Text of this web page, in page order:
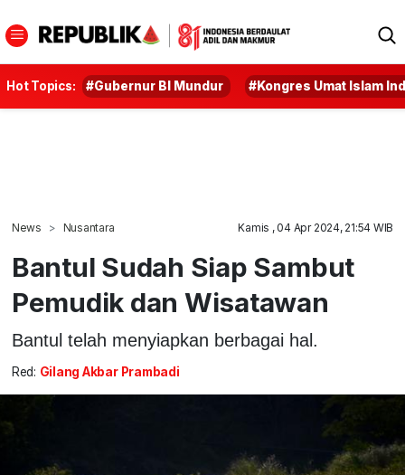
Hot Topics: #Gubernur BI Mundur #Kongres Umat Islam
News Nusantara Kamis , 04 Apr 2024, 21:54 WIB
Bantul Sudah Siap Sambut
Pemudik dan Wisatawan
Bantul telah menyiapkan berbagai hal.
Red: Gilang Akbar Prambadi